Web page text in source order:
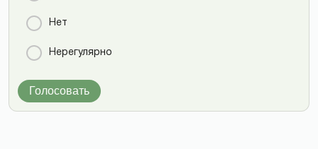
Нет
Нерегулярно
Голосовать